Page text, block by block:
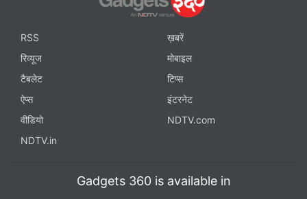
RSS
ख़बरें
रिव्यूज
मोबाइल
टैबलेट
टिप्स
ऐप्स
इंटरनेट
वीडियो
NDTV.com
NDTV.in
Gadgets 360 is available in